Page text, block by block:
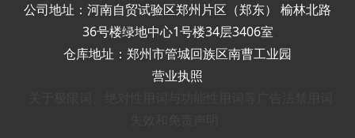
公司地址：河南自贸试验区郑州片区（郑东） 榆林北路
36号楼绿地中心1号楼34层3406室
仓库地址：郑州市管城回族区南曹工业园
营业执照